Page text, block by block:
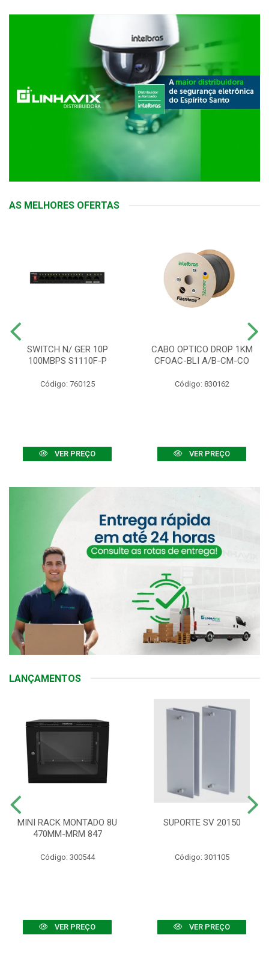
AS MELHORES OFERTAS
SWITCH N/ GER 10P
100MBPS S1110F-P
Código: 760125
VER PREÇO
CABO OPTICO DROP 1KM
CFOAC-BLI A/B-CM-CO
Código: 830162
VER PREÇO
LANÇAMENTOS
MINI RACK MONTADO 8U
470MM-MRM 847
Código: 300544
VER PREÇO
SUPORTE SV 20150
Código: 301105
VER PREÇO